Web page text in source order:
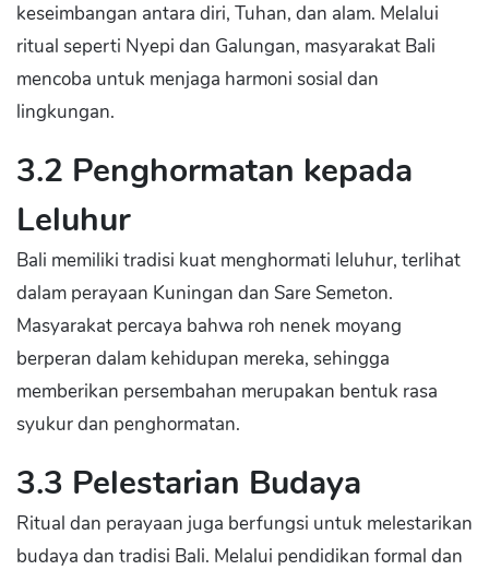
keseimbangan antara diri, Tuhan, dan alam. Melalui
ritual seperti Nyepi dan Galungan, masyarakat Bali
mencoba untuk menjaga harmoni sosial dan
lingkungan.
3.2 Penghormatan kepada
Leluhur
Bali memiliki tradisi kuat menghormati leluhur, terlihat
dalam perayaan Kuningan dan Sare Semeton.
Masyarakat percaya bahwa roh nenek moyang
berperan dalam kehidupan mereka, sehingga
memberikan persembahan merupakan bentuk rasa
syukur dan penghormatan.
3.3 Pelestarian Budaya
Ritual dan perayaan juga berfungsi untuk melestarikan
budaya dan tradisi Bali. Melalui pendidikan formal dan